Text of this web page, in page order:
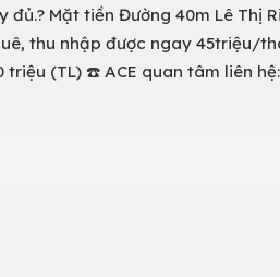
đủ.? Mặt tiền Đường 40m Lê Thị
thu nhập được ngay 45triệu/
triệu (TL) ☎️ ACE quan tâm liên hệ: